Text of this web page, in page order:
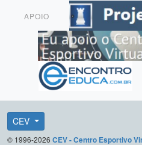
APOIO
CEV
© 1996-2026 CEV - Centro Esportivo